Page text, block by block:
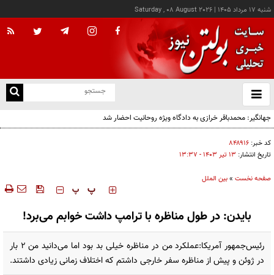
شنبه ۱۷ مرداد ۱۴۰۵ |
Saturday , 08 August 2026
باز
و
جهانگیر: محمدباقر خرازی به دادگاه ویژه روحانیت احضار شد
کد خبر: ۸۴۸۹۱۶
تاریخ انتشار: ۱۳ تير ۱۴۰۳ - ۱۳:۳۷
صفحه نخست »بین الملل
‍‍‍ پ پ
بایدن: در طول مناظره با ترامپ داشت خوابم می‌برد!
رئیس‌جمهور آمریکا:عملکرد من در مناظره خیلی بد بود اما می‌دانید من ۲ بار
در ژوئن و پیش از مناظره سفر خارجی داشتم که اختلاف زمانی زیادی داشتند.